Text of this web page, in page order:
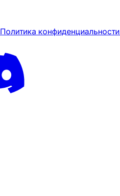
Политика конфиденциальности